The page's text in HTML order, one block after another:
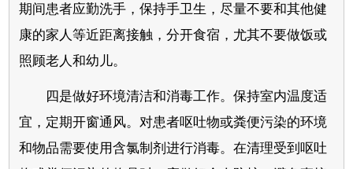
期间患者应勤洗手，保持手卫生，尽量不要和其他健
康的家人等近距离接触，分开食宿，尤其不要做饭或
照顾老人和幼儿。
四是做好环境清洁和消毒工作。保持室内温度适
宜，定期开窗通风。对患者呕吐物或粪便污染的环境
和物品需要使用含氯制剂进行消毒。在清理受到呕吐